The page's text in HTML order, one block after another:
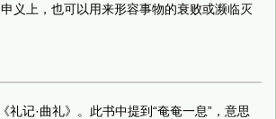
义上，也可以用来形容事物的衰败或濒临灭
礼记·曲礼》。此书中提到“奄奄一息”，意思